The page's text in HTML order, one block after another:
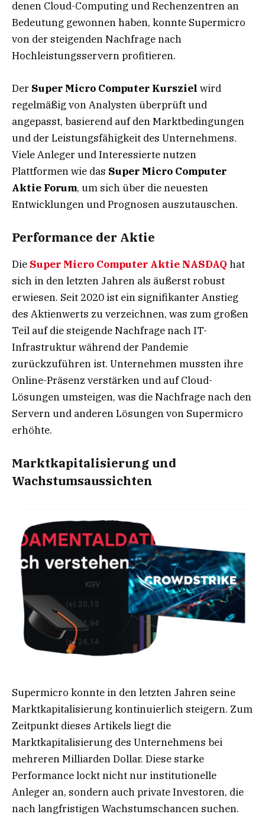
denen Cloud-Computing und Rechenzentren an
Bedeutung gewonnen haben, konnte Supermicro
von der steigenden Nachfrage nach
Hochleistungsservern profitieren.
Der Super Micro Computer Kursziel wird
regelmäßig von Analysten überprüft und
angepasst, basierend auf den Marktbedingungen
und der Leistungsfähigkeit des Unternehmens.
Viele Anleger und Interessierte nutzen
Plattformen wie das Super Micro Computer
Aktie Forum, um sich über die neuesten
Entwicklungen und Prognosen auszutauschen.
Performance der Aktie
Die Super Micro Computer Aktie NASDAQ hat
sich in den letzten Jahren als äußerst robust
erwiesen. Seit 2020 ist ein signifikanter Anstieg
des Aktienwerts zu verzeichnen, was zum großen
Teil auf die steigende Nachfrage nach IT-
Infrastruktur während der Pandemie
zurückzuführen ist. Unternehmen mussten ihre
Online-Präsenz verstärken und auf Cloud-
Lösungen umsteigen, was die Nachfrage nach den
Servern und anderen Lösungen von Supermicro
erhöhte.
Marktkapitalisierung und
Wachstumsaussichten
Supermicro konnte in den letzten Jahren seine
Marktkapitalisierung kontinuierlich steigern. Zum
Zeitpunkt dieses Artikels liegt die
Marktkapitalisierung des Unternehmens bei
mehreren Milliarden Dollar. Diese starke
Performance lockt nicht nur institutionelle
Anleger an, sondern auch private Investoren, die
nach langfristigen Wachstumschancen suchen.